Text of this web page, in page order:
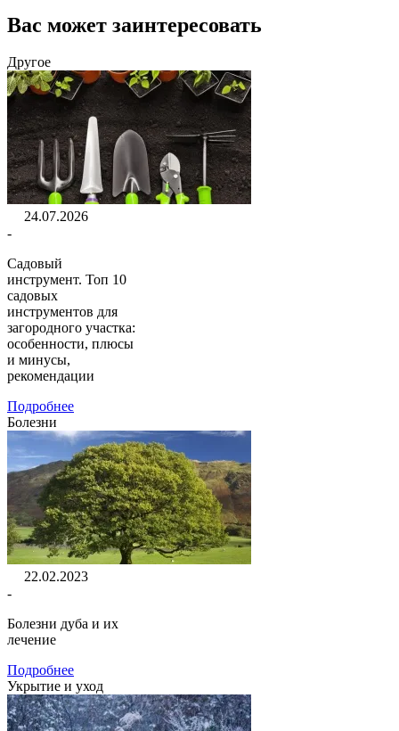
Вас может заинтересовать
Другое
24.07.2026
-
Садовый
инструмент. Топ 10
садовых
инструментов для
загородного участка:
особенности, плюсы
и минусы,
рекомендации
Подробнее
Болезни
22.02.2023
-
Болезни дуба и их
лечение
Подробнее
Укрытие и уход